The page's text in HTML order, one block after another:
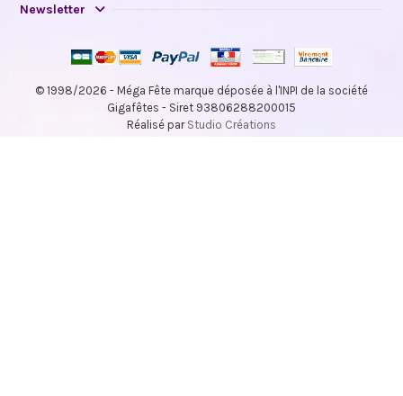
Newsletter
© 1998/2026 - Méga Fête marque déposée à l'INPI de la société
Gigafêtes - Siret 93806288200015
Réalisé par Studio Créations